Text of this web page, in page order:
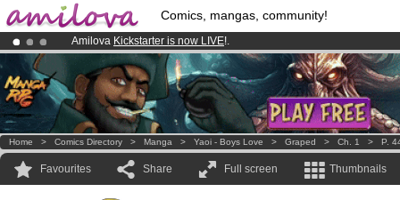
Comics, mangas, community!
Amilova Kickstarter is now LIVE!.
Premium membership from3.95 eurosper month !Get membership
Already 134393 membersand 1208 comics & mangas!.
Home > Comics Directory > Manga > Yaoi - Boys Love > Graped > Ch. 1 > P.
Favourites Share Full screen Thumbnails